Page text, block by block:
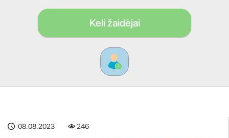
Keli žaidėjai
08.08.2023 246